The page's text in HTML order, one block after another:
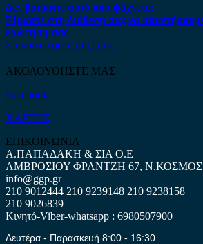
Δεν βρήκατε αυτό που ψάχνετε;
Είμαστε στη διάθεση σας να
ερώτηση σας.
Επικοινωνήστε μαζί μας
ΑΚΟΛΟΥΘΗΣΤΕ ΜΑΣ
Facebook
ΧΑΡΤΗΣ
ΕΠΙΚΟΙΝΩΝΙΑ
Α.ΠΑΠΑΔΑΚΗ & ΣΙΑ Ο.Ε
ΑΜΒΡΟΣΙΟΥ ΦΡΑΝΤΖΗ 67, Ν.ΚΟΣΜΟΣ
info@ggp.gr
210 9012444 210 9239148 210 9238158
210 9026839
Κινητό-Viber-whatsapp : 6980507900
Δευτέρα - Παρασκευή 8:00 - 16:30